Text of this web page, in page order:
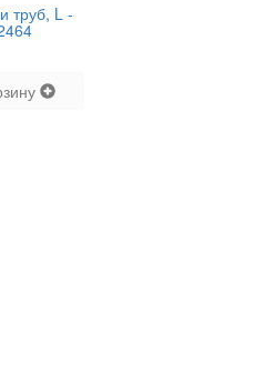
труб, L -